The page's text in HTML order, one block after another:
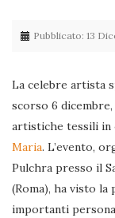
Pubblicato: 13
La celebre artista
scorso 6
artistiche tessili in
Maria. L’evento,
Pulchra presso il
(Roma), ha visto
importanti